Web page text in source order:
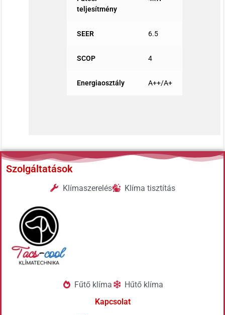
teljesítmény
SEER 6.5
SCOP 4
Energiaosztály A++/A+
Szolgáltatások
Klímaszerelés Klíma tisztítás
Fűtő klíma
Hűtő klíma
Kapcsolat